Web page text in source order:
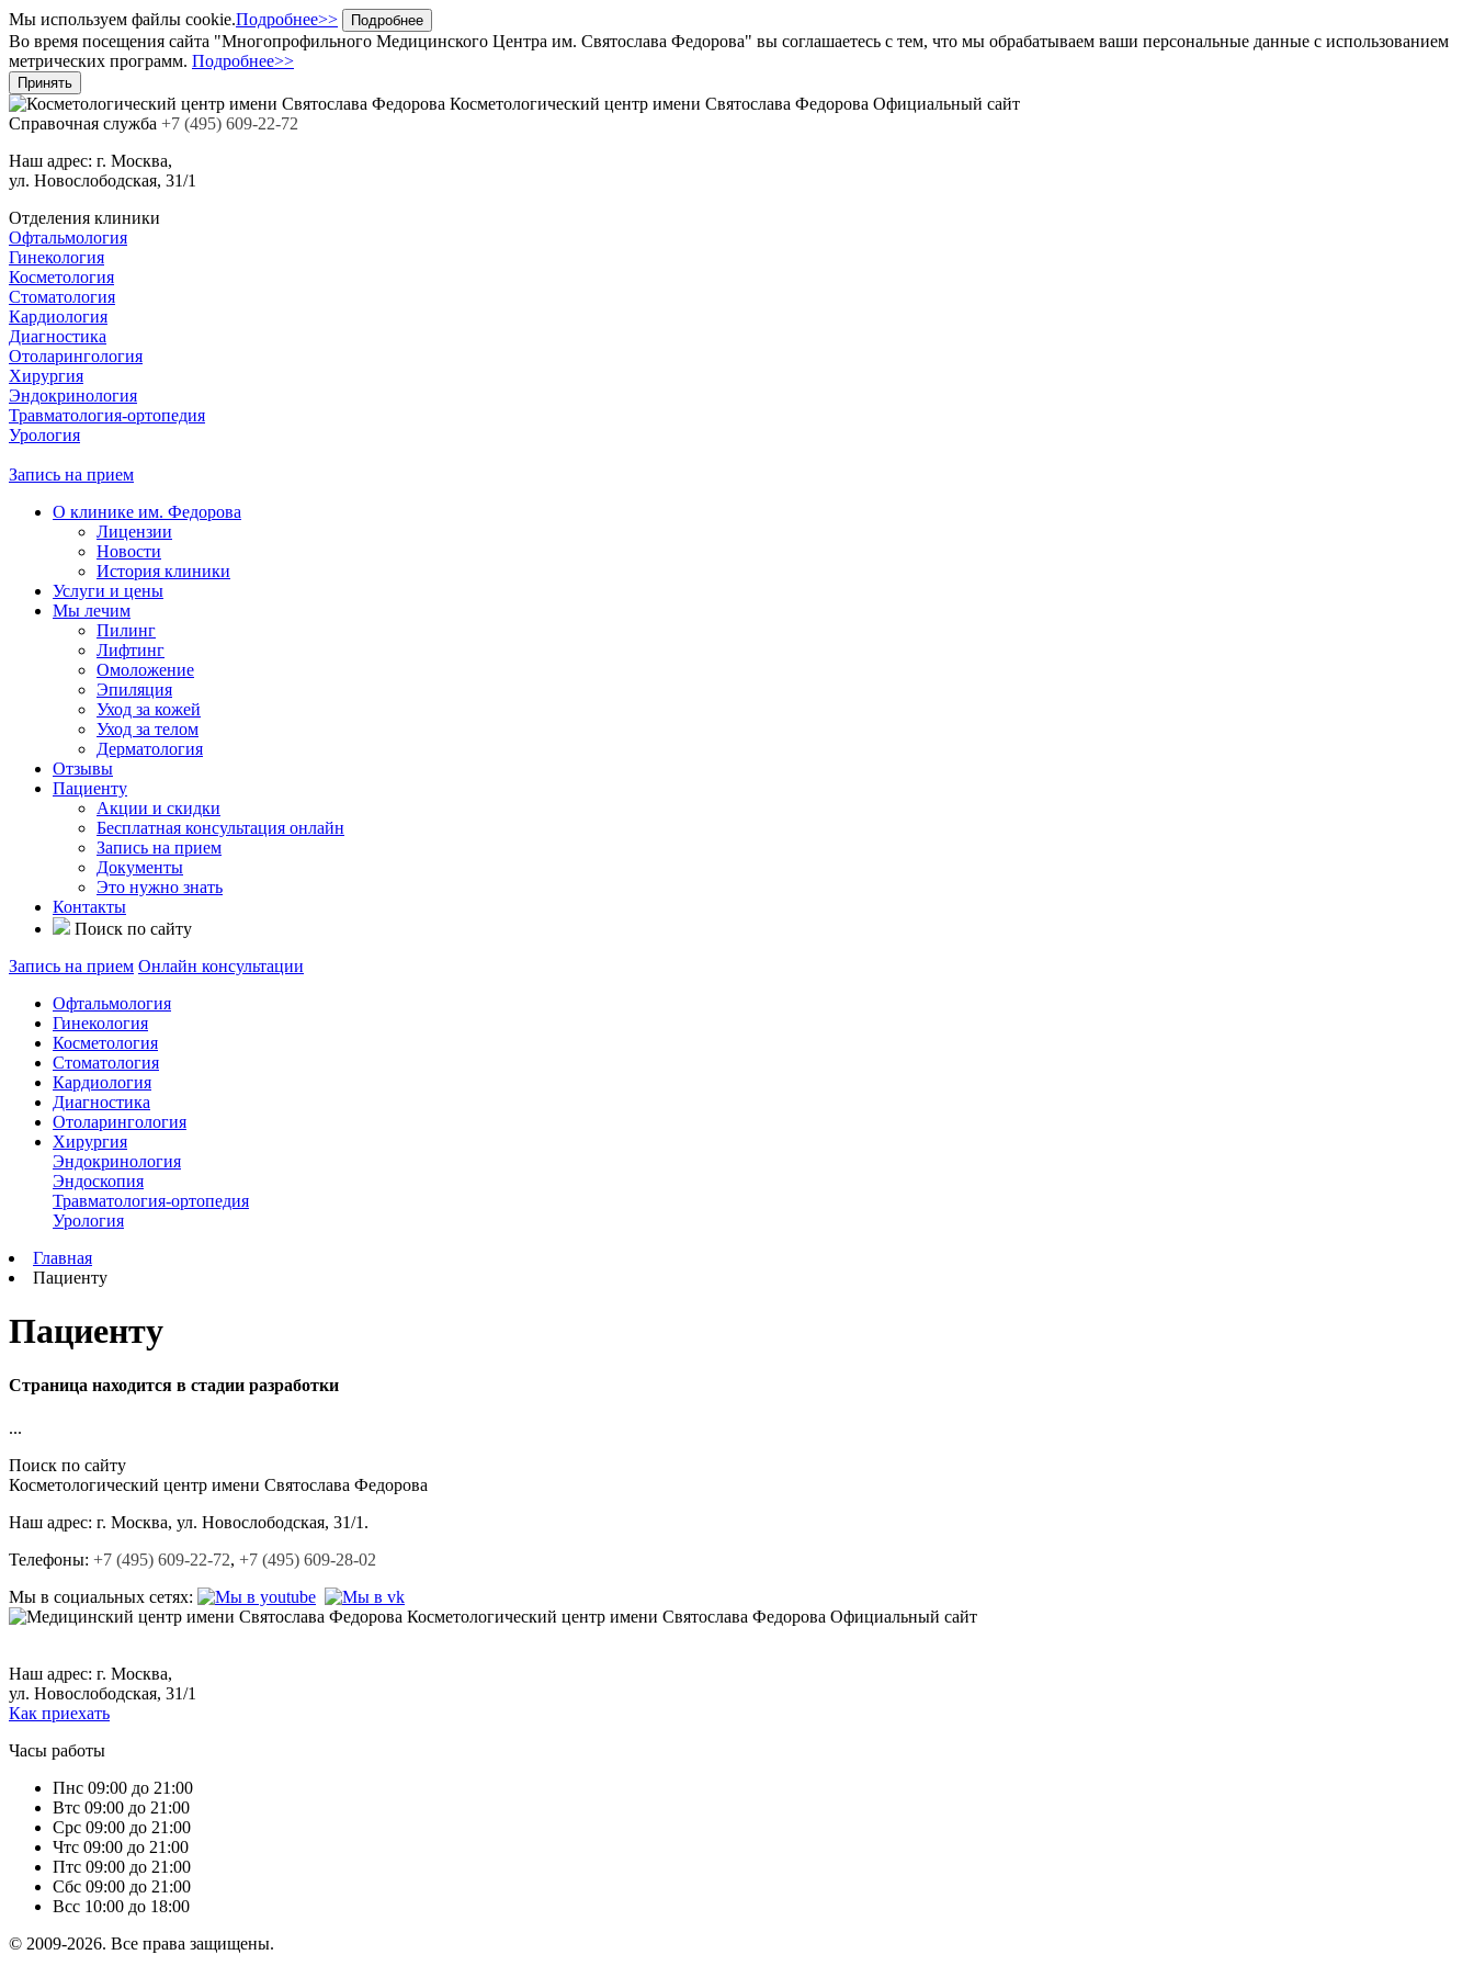
Мы используем файлы cookie.Подробнее>> Подробнее
Во время посещения сайта "Многопрофильного Медицинского Центра им. Святослава Федорова" вы соглашаетесь с тем, что мы обрабатываем ваши персональные данные с использованием
метрических программ. Подробнее>>
Принять
Косметологический центр имени Святослава Федорова Официальный сайт
Cправочная служба +7 (495) 609-22-72
Наш адрес: г. Москва,
ул. Новослободская, 31/1
Отделения клиники
Офтальмология
Гинекология
Косметология
Стоматология
Кардиология
Диагностика
Отоларингология
Хирургия
Эндокринология
Травматология-ортопедия
Урология
Запись на прием
О клинике им. Федорова
Лицензии
Новости
История клиники
Услуги и цены
Мы лечим
Пилинг
Лифтинг
Омоложение
Эпиляция
Уход за кожей
Уход за телом
Дерматология
Отзывы
Пациенту
Акции и скидки
Бесплатная консультация онлайн
Запись на прием
Документы
Это нужно знать
Контакты
Поиск по сайту
Запись на прием Онлайн консультации
Офтальмология
Гинекология
Косметология
Стоматология
Кардиология
Диагностика
Отоларингология
Хирургия
Эндокринология
Эндоскопия
Травматология-ортопедия
Урология
Главная
Пациенту
Пациенту
Страница находится в стадии разработки
...
Поиск по сайту
Косметологический центр имени Святослава Федорова
Наш адрес: г. Москва, ул. Новослободская, 31/1.
Телефоны: +7 (495) 609-22-72, +7 (495) 609-28-02
Мы в социальных сетях:
Косметологический центр имени Святослава Федорова Официальный сайт
Наш адрес: г. Москва,
ул. Новослободская, 31/1
Как приехать
Часы работы
Пнс 09:00 до 21:00
Втс 09:00 до 21:00
Срс 09:00 до 21:00
Чтс 09:00 до 21:00
Птс 09:00 до 21:00
Сбс 09:00 до 21:00
Всс 10:00 до 18:00
© 2009-2026. Все права защищены.